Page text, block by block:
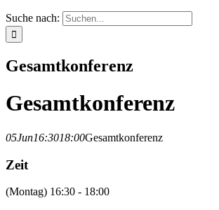
Suche nach:
Gesamtkonferenz
Gesamtkonferenz
05Jun16:3018:00Gesamtkonferenz
Zeit
(Montag) 16:30 - 18:00